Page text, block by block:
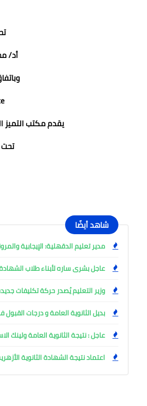
أد/
يقدم مكتب التميز
تحت
شاهد أيضًا
مدير تعليم الدقهلية: الإيجابية
عاجل بشرى ساره لأبناء طلاب
وزير التعليم يُصدر حركة تكليفات
بديل الثانوية العامة و درجات القبول
عاجل : نتيجة الثانوية العامة ولينك
اعتماد نتيجة الشهادة الثانوية الأزهرية